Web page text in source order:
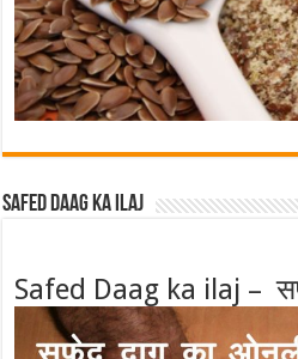
Safed Daag ka ilaj
Safed Daag ka ilaj –